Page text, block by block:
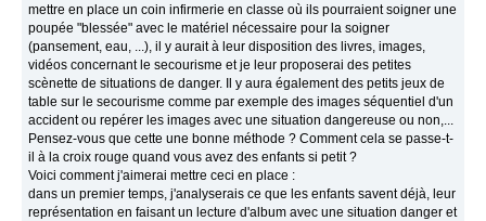
mettre en place un coin infirmerie en classe où ils pourraient soigner une
poupée "blessée" avec le matériel nécessaire pour la soigner
(pansement, eau, ...), il y aurait à leur disposition des livres, images,
vidéos concernant le secourisme et je leur proposerai des petites
scènette de situations de danger. Il y aura également des petits jeux de
table sur le secourisme comme par exemple des images séquentiel d'un
accident ou repérer les images avec une situation dangereuse ou non,...
Pensez-vous que cette une bonne méthode ? Comment cela se passe-t-
il à la croix rouge quand vous avez des enfants si petit ?
Voici comment j'aimerai mettre ceci en place :
dans un premier temps, j'analyserais ce que les enfants savent déjà, leur
représentation en faisant un lecture d'album avec une situation danger et